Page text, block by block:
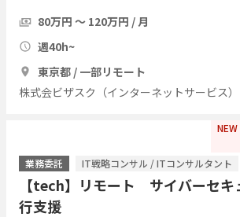
80万円 〜 120万円 / 月
週40h~
東京都 / 一部リモート
株式会ビザスク（インターネットサービス）
NEW
業務委託
IT戦略コンサル / ITコンサルタント
【tech】リモート サイバーセキ
行支援